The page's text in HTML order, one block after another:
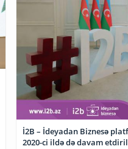
İ2B – İdeyadan Biznesə
2020-ci ildə də davam